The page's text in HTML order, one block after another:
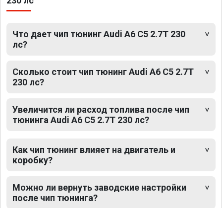
Что дает чип тюнинг Audi A6 C5 2.7T 230
лс?
Сколько стоит чип тюнинг Audi A6 C5 2.7T
230 лс?
Увеличится ли расход топлива после чип
тюнинга Audi A6 C5 2.7T 230 лс?
Как чип тюнинг влияет на двигатель и
коробку?
Можно ли вернуть заводские настройки
после чип тюнинга?